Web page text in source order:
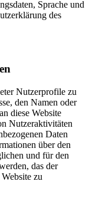
Sprache und
des
Nutzerprofile zu
den Namen oder
diese Website
Nutzeraktivitäten
Daten
über den
und für den
das der
zu